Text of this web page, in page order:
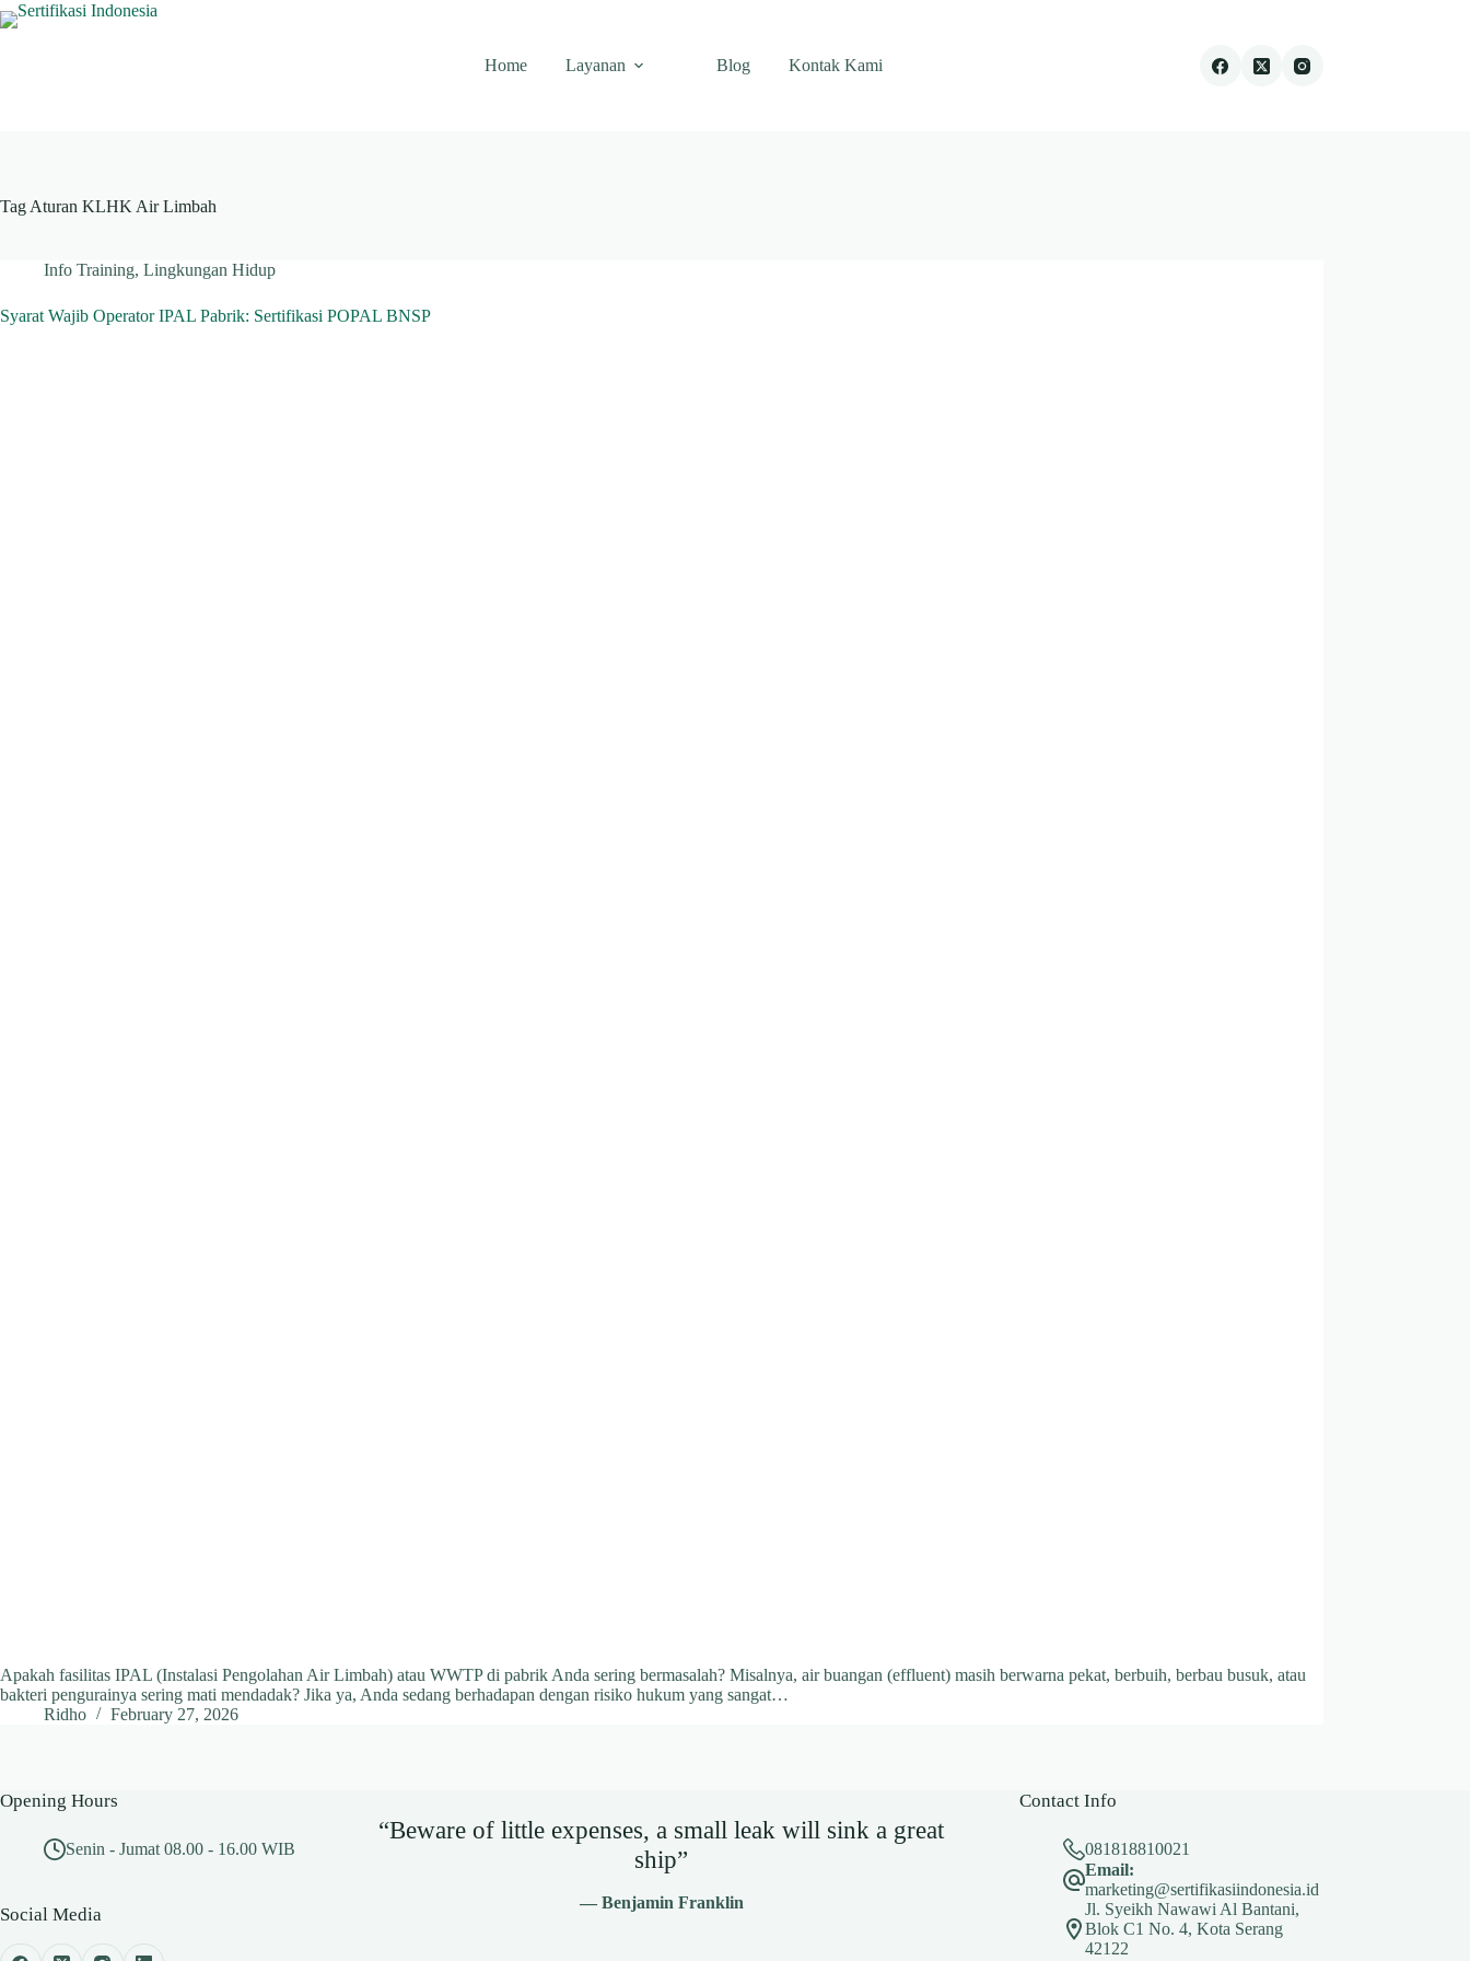
Skip
to
Home
Layanan Blog Kontak Kami
Tag Aturan KLHK Air Limbah
Info Training, Lingkungan Hidup
Syarat Wajib Operator IPAL Pabrik: Sertifikasi POPAL BNSP
Apakah fasilitas IPAL (Instalasi Pengolahan Air Limbah) atau WWTP di pabrik Anda sering bermasalah? Misalnya, air buangan (effluent) masih berwarna pekat, berbuih, berbau busuk, atau
bakteri pengurainya sering mati mendadak? Jika ya, Anda sedang berhadapan dengan risiko hukum yang sangat…
Ridho
February 27, 2026
Opening Hours
Senin - Jumat 08.00 - 16.00 WIB
Social Media
“Beware of little expenses, a small leak will sink a great
ship”
— Benjamin Franklin
Contact Info
081818810021
Email:
marketing@sertifikasiindonesia.id
Jl. Syeikh Nawawi Al Bantani,
Blok C1 No. 4, Kota Serang
42122